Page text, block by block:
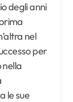
degli anni
nel
per
nella
le sue